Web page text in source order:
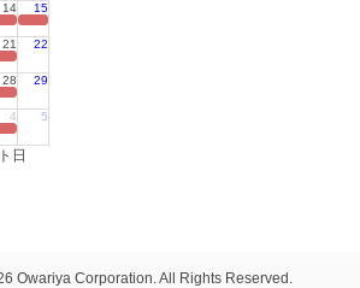
14 15
21 22
28 29
4 5
日
Owariya Corporation. All Rights Reserved.